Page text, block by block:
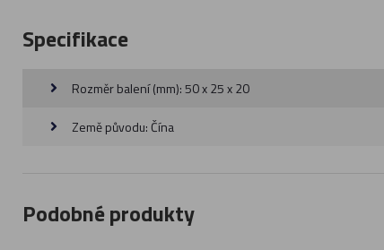
Specifikace
Rozměr balení (mm): 50 x 25 x 20
Země původu: Čína
Podobné produkty